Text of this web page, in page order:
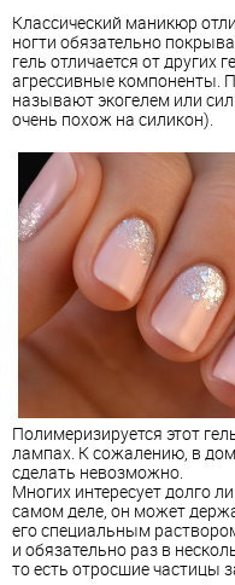
Классический маникюр
ногти обязательно
гель отличается от других
агрессивные компоненты.
называют экогелем или
очень похож на силикон).
Полимеризируется этот
лампах. К сожалению, в
сделать невозможно.
Многих интересует долго
самом деле, он может
его специальным
и обязательно раз в
то есть отросшие частицы